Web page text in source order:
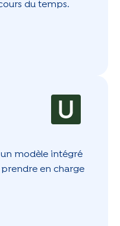
du temps.
un modèle intégré
en charge